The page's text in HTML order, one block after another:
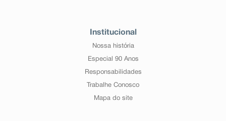
Institucional
Nossa história
Especial 90 Anos
Responsabilidades
Trabalhe Conosco
Mapa do site